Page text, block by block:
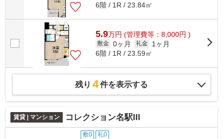
6階 / 1R / 23.84㎡
5.9万円 (管理費等：8,000円 )
敷金 0ヶ月 礼金
1ヶ月
6階 / 1R / 23.59㎡
残り 4件を表示する
賃貸 | マンション コレクション名駅III
敷0 礼0